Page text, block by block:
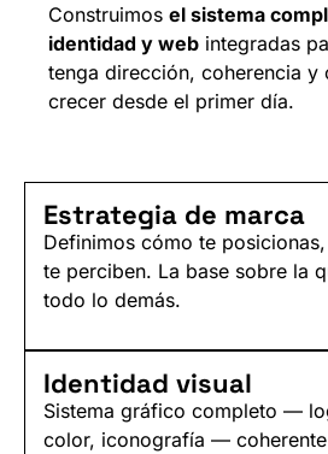
Construimos el sistema
identidad y web integradas
tenga dirección, coherencia y
crecer desde el primer día.
Estrategia de marca
Definimos cómo te
te perciben. La base sobre la
todo lo demás.
Identidad visual
Sistema gráfico completo —
color, iconografía —